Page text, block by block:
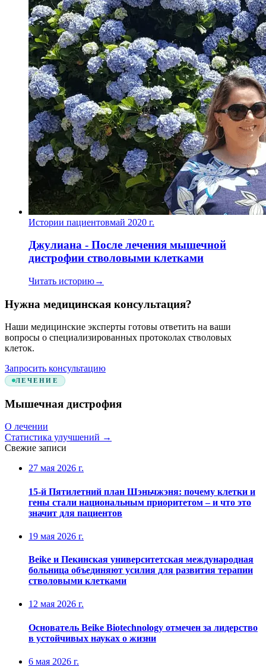
Истории пациентовмай 2020 г.
Джулиана - После лечения мышечной
дистрофии стволовыми клетками
Читать историю→
Нужна медицинская консультация?
Наши медицинские эксперты готовы ответить на ваши
вопросы о специализированных протоколах стволовых
клеток.
Запросить консультацию
ЛЕЧЕНИЕ
Мышечная дистрофия
О лечении
Статистика улучшений →
Свежие записи
27 мая 2026 г.
15-й Пятилетний план Шэньчжэня: почему клетки и
гены стали национальным приоритетом – и что это
значит для пациентов
19 мая 2026 г.
Beike и Пекинская университетская международная
больница объединяют усилия для развития терапии
стволовыми клетками
12 мая 2026 г.
Основатель Beike Biotechnology отмечен за лидерство
в устойчивых науках о жизни
6 мая 2026 г.